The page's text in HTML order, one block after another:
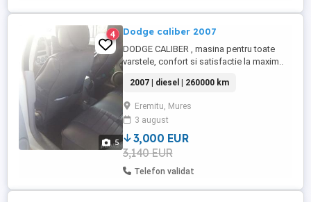
5
4 Dodge caliber 2007
DODGE CALIBER , masina pentru toate
varstele, confort si satisfactie la maxim..
jante aliaj originale, aer conditionat
functional , culoare alba, in stare perfecta
de functionare, protejata in garaj, 238000
km, distributie schimbata la 235000 km, in
crestere pentru ...
2007 | diesel | 260000 km
Eremitu, Mures
3 august
3,000 EUR
3,140 EUR
Telefon validat